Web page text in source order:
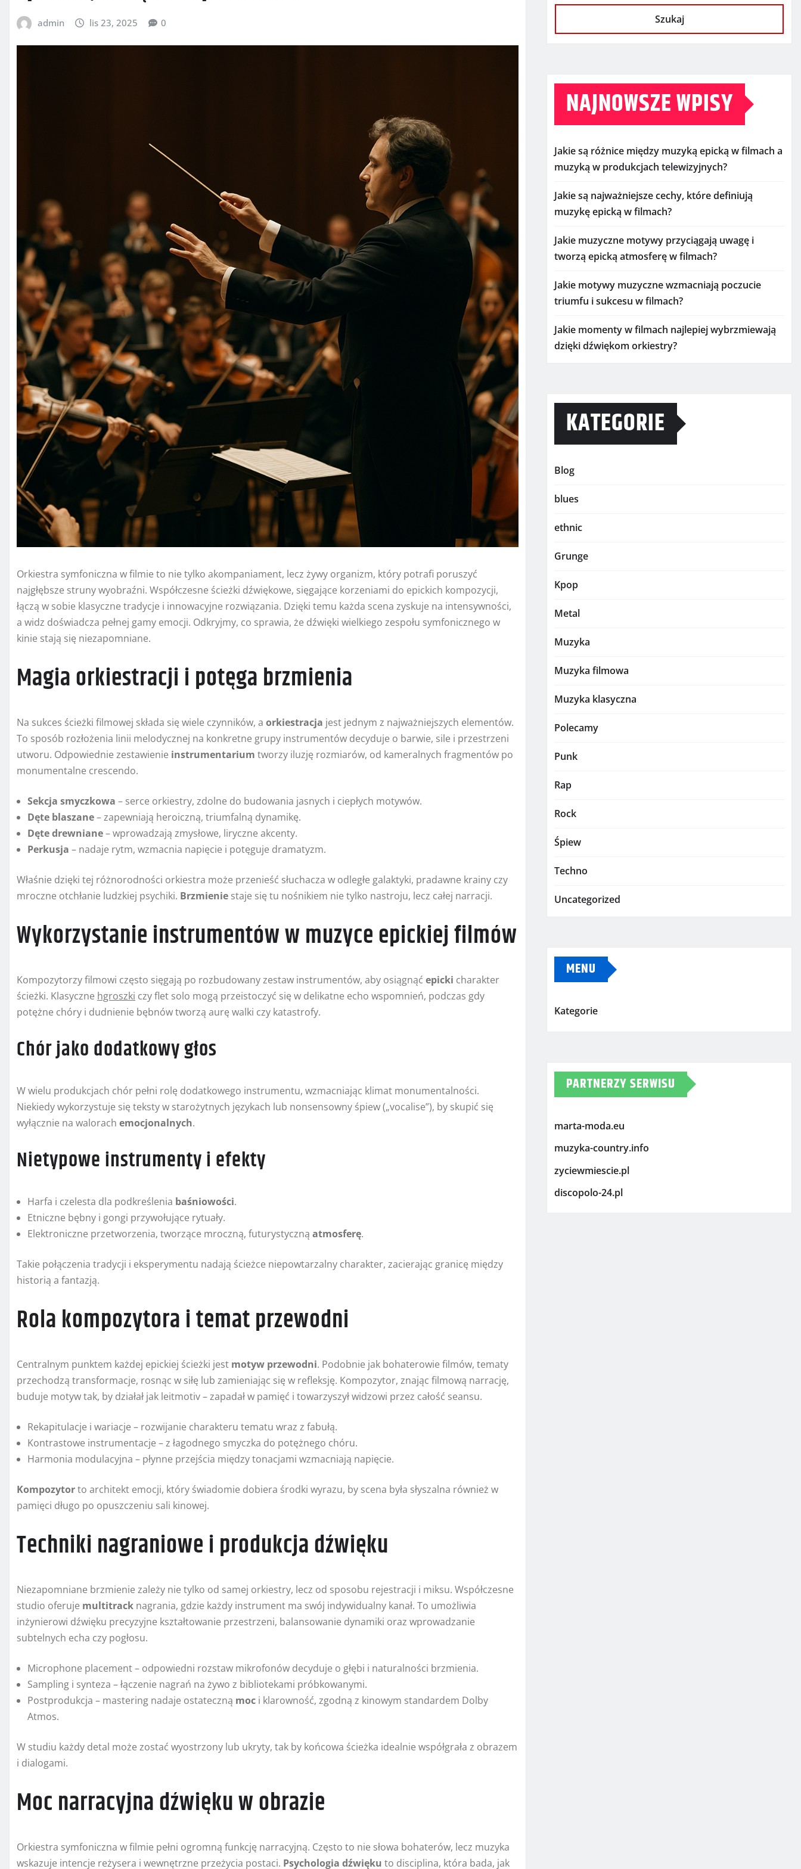
admin lis 23, 2025 0
Orkiestra symfoniczna w filmie to nie tylko akompaniament, lecz żywy organizm, który potrafi poruszyć
najgłębsze struny wyobraźni. Współczesne ścieżki dźwiękowe, sięgające korzeniami do epickich kompozycji,
łączą w sobie klasyczne tradycje i innowacyjne rozwiązania. Dzięki temu każda scena zyskuje na intensywności,
a widz doświadcza pełnej gamy emocji. Odkryjmy, co sprawia, że dźwięki wielkiego zespołu symfonicznego w
kinie stają się niezapomniane.
Magia orkiestracji i potęga brzmienia
Na sukces ścieżki filmowej składa się wiele czynników, a orkiestracja jest jednym z najważniejszych elementów.
To sposób rozłożenia linii melodycznej na konkretne grupy instrumentów decyduje o barwie, sile i przestrzeni
utworu. Odpowiednie zestawienie instrumentarium tworzy iluzję rozmiarów, od kameralnych fragmentów po
monumentalne crescendo.
Sekcja smyczkowa – serce orkiestry, zdolne do budowania jasnych i ciepłych motywów.
Dęte blaszane– zapewniają heroiczną, triumfalną dynamikę.
Dęte drewniane– wprowadzają zmysłowe, liryczne akcenty.
Perkusja – nadaje rytm, wzmacnia napięcie i potęguje dramatyzm.
Właśnie dzięki tej różnorodności orkiestra może przenieść słuchacza w odległe galaktyki, pradawne krainy czy
mroczne otchłanie ludzkiej psychiki. Brzmienie staje się tu nośnikiem nie tylko nastroju, lecz całej narracji.
Wykorzystanie instrumentów w muzyce epickiej filmów
Kompozytorzy filmowi często sięgają po rozbudowany zestaw instrumentów, aby osiągnąć epicki charakter
ścieżki. Klasyczne hgroszki czy flet solo mogą przeistoczyć się w delikatne echo wspomnień, podczas gdy
potężne chóry i dudnienie bębnów tworzą aurę walki czy katastrofy.
Chór jako dodatkowy głos
W wielu produkcjach chór pełni rolę dodatkowego instrumentu, wzmacniając klimat monumentalności.
Niekiedy wykorzystuje się teksty w starożytnych językach lub nonsensowny śpiew („vocalise”), by skupić się
wyłącznie na walorach emocjonalnych.
Nietypowe instrumenty i efekty
Harfa i czelesta dla podkreślenia baśniowości.
Etniczne bębny i gongi przywołujące rytuały.
Elektroniczne przetworzenia, tworzące mroczną, futurystyczną atmosferę.
Takie połączenia tradycji i eksperymentu nadają ścieżce niepowtarzalny charakter, zacierając granicę między
historią a fantazją.
Rola kompozytora i temat przewodni
Centralnym punktem każdej epickiej ścieżki jest motyw przewodni. Podobnie jak bohaterowie filmów, tematy
przechodzą transformacje, rosnąc w siłę lub zamieniając się w refleksję. Kompozytor, znając filmową narrację,
buduje motyw tak, by działał jak leitmotiv – zapadał w pamięć i towarzyszył widzowi przez całość seansu.
Rekapitulacje i wariacje – rozwijanie charakteru tematu wraz z fabułą.
Kontrastowe instrumentacje – z łagodnego smyczka do potężnego chóru.
Harmonia modulacyjna – płynne przejścia między tonacjami wzmacniają napięcie.
Kompozytorto architekt emocji, który świadomie dobiera środki wyrazu, by scena była słyszalna również w
pamięci długo po opuszczeniu sali kinowej.
Techniki nagraniowe i produkcja dźwięku
Niezapomniane brzmienie zależy nie tylko od samej orkiestry, lecz od sposobu rejestracji i miksu. Współczesne
studio oferuje multitrack nagrania, gdzie każdy instrument ma swój indywidualny kanał. To umożliwia
inżynierowi dźwięku precyzyjne kształtowanie przestrzeni, balansowanie dynamiki oraz wprowadzanie
subtelnych echa czy pogłosu.
Microphone placement – odpowiedni rozstaw mikrofonów decyduje o głębi i naturalności brzmienia.
Sampling i synteza – łączenie nagrań na żywo z bibliotekami próbkowanymi.
Postprodukcja – mastering nadaje ostateczną moc i klarowność, zgodną z kinowym standardem Dolby
Atmos.
W studiu każdy detal może zostać wyostrzony lub ukryty, tak by końcowa ścieżka idealnie współgrała z obrazem
i dialogami.
Moc narracyjna dźwięku w obrazie
Orkiestra symfoniczna w filmie pełni ogromną funkcję narracyjną. Często to nie słowa bohaterów, lecz muzyka
wskazuje intencje reżysera i wewnętrzne przeżycia postaci. Psychologia dźwięku to disciplina, która bada, jak
Szukaj
NAJNOWSZE WPISY
Jakie są różnice między muzyką epicką w filmach a
muzyką w produkcjach telewizyjnych?
Jakie są najważniejsze cechy, które definiują
muzykę epicką w filmach?
Jakie muzyczne motywy przyciągają uwagę i
tworzą epicką atmosferę w filmach?
Jakie motywy muzyczne wzmacniają poczucie
triumfu i sukcesu w filmach?
Jakie momenty w filmach najlepiej wybrzmiewają
dzięki dźwiękom orkiestry?
KATEGORIE
Blog
blues
ethnic
Grunge
Kpop
Metal
Muzyka
Muzyka filmowa
Muzyka klasyczna
Polecamy
Punk
Rap
Rock
Śpiew
Techno
Uncategorized
MENU
Kategorie
PARTNERZY SERWISU
marta-moda.eu
muzyka-country.info
zyciewmiescie.pl
discopolo-24.pl